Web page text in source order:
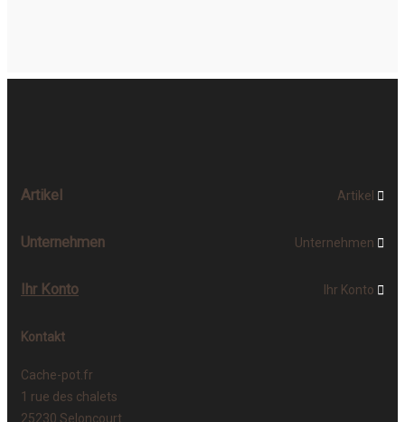
Artikel Artikel 
Unternehmen Unternehmen 
Ihr Konto Ihr Konto 
Kontakt
Cache-pot.fr
1 rue des chalets
25230 Seloncourt